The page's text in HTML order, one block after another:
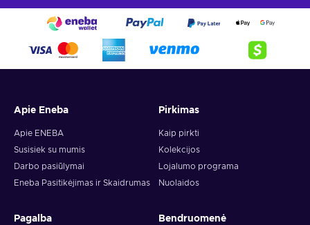
Apie Eneba
Apie ENEBA
Susisiek su mumis
Darbo pasiūlymai
Eneba Pasitikėjimas ir Skaidrumas
Pirkimas
Kaip pirkti
Kolekcijos
Lojalumo programa
Nuolaidos
Pagalba Bendruomenė